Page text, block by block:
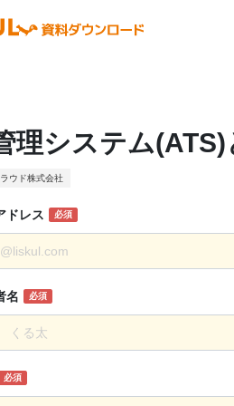
理システム(ATS)
ウド株式会社
ドレス 必須
名 必須
必須